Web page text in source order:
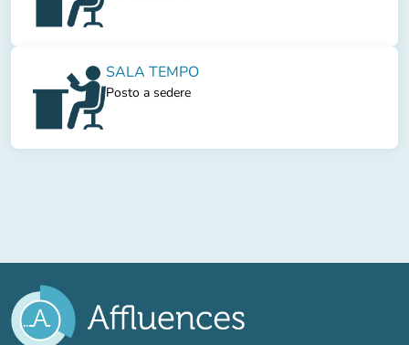
SALA TEMPO
Posto a sedere